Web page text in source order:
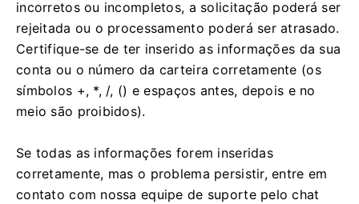
incorretos ou incompletos, a solicitação poderá ser
rejeitada ou o processamento poderá ser atrasado.
Certifique-se de ter inserido as informações da sua
conta ou o número da carteira corretamente (os
símbolos +, *, /, () e espaços antes, depois e no
meio são proibidos).
Se todas as informações forem inseridas
corretamente, mas o problema persistir, entre em
contato com nossa equipe de suporte pelo chat